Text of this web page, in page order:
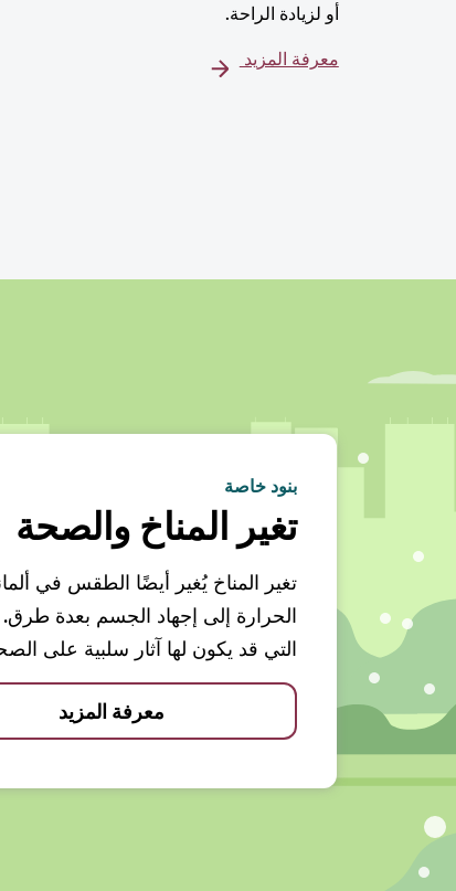
أو لزيادة الراحة.
معرفة المزيد
بنود خاصة
تغير المناخ والصحة
تغير المناخ يُغير أيضًا الطقس في
الحرارة إلى إجهاد الجسم بعدة
التي قد يكون لها آثار سلبية على
معرفة المزيد